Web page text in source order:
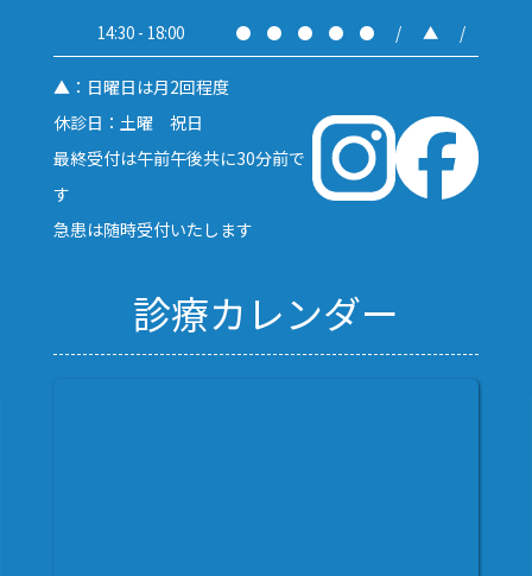
14:30 - 18:00 ● ● ● ● ● / ▲ /
▲：日曜日は月2回程度
休診日：土曜 祝日
最終受付は午前午後共に30分前で
す
急患は随時受付いたします
診療カレンダー